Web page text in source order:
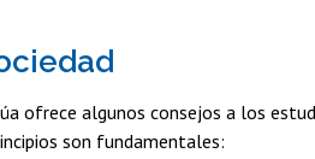
ofrece algunos consejos a los
son fundamentales: